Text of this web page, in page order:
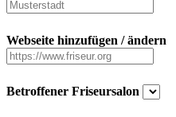
Webseite hinzufügen / ändern
Betroffener Friseursalon